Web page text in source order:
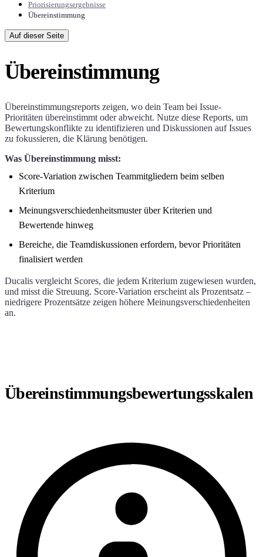
Priorisierungsergebnisse
Übereinstimmung
Auf dieser Seite
Übereinstimmung
Übereinstimmungsreports zeigen, wo dein Team bei Issue-
Prioritäten übereinstimmt oder abweicht. Nutze diese Reports, um
Bewertungskonflikte zu identifizieren und Diskussionen auf Issues
zu fokussieren, die Klärung benötigen.
Was Übereinstimmung misst:
Score-Variation zwischen Teammitgliedern beim selben
Kriterium
Meinungsverschiedenheitsmuster über Kriterien und
Bewertende hinweg
Bereiche, die Teamdiskussionen erfordern, bevor Prioritäten
finalisiert werden
Ducalis vergleicht Scores, die jedem Kriterium zugewiesen wurden,
und misst die Streuung. Score-Variation erscheint als Prozentsatz –
niedrigere Prozentsätze zeigen höhere Meinungsverschiedenheiten
an.
Übereinstimmungsbewertungsskalen